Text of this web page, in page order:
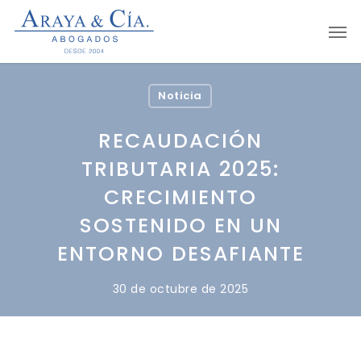
Noticia
RECAUDACIÓN
TRIBUTARIA 2025:
CRECIMIENTO
SOSTENIDO EN UN
ENTORNO DESAFIANTE
30 de octubre de 2025